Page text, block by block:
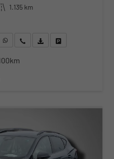
Kilometerstand 1.135 km
WhatsApp anfragen
Wir rufen Sie anFahrzeugexposé (PDF)
Fahrzeug parken